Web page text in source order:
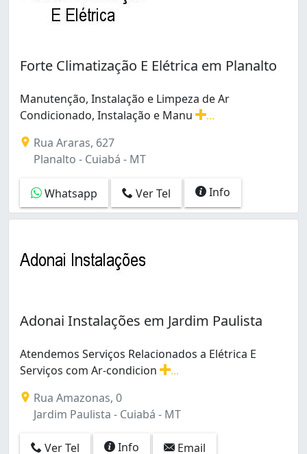
Forte Climatização E Elétrica em Planalto
Manutenção, Instalação e Limpeza de Ar
Condicionado, Instalação e Manu
Rua Araras, 627
Planalto - Cuiabá - MT
Whatsapp Ver Tel Info
Adonai Instalações em Jardim Paulista
Atendemos Serviços Relacionados a Elétrica E
Serviços com Ar-condicion
Rua Amazonas, 0
Jardim Paulista - Cuiabá - MT
Ver Tel Info Email